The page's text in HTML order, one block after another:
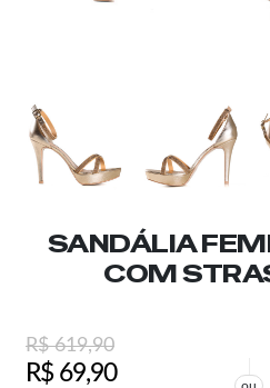
SANDÁLIA
COM
R$619,90
R$69,90 ou